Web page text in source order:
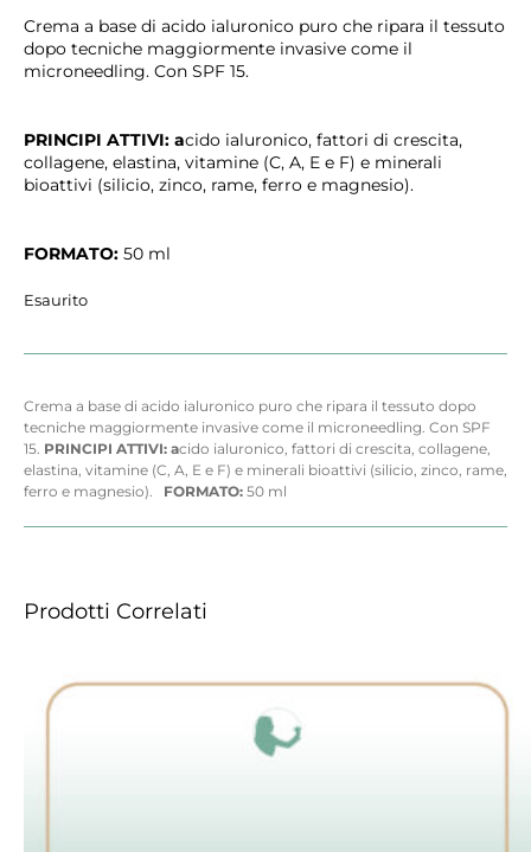
Crema a base di acido ialuronico puro che ripara il tessuto
dopo tecniche maggiormente invasive come il
microneedling. Con SPF 15.
PRINCIPI ATTIVI: acido ialuronico, fattori di crescita,
collagene, elastina, vitamine (C, A, E e F) e minerali
bioattivi (silicio, zinco, rame, ferro e magnesio).
FORMATO: 50 ml
Esaurito
Crema a base di acido ialuronico puro che ripara il tessuto dopo
tecniche maggiormente invasive come il microneedling. Con SPF
15. PRINCIPI ATTIVI: acido ialuronico, fattori di crescita, collagene,
elastina, vitamine (C, A, E e F) e minerali bioattivi (silicio, zinco, rame,
ferro e magnesio). FORMATO: 50 ml
Prodotti Correlati